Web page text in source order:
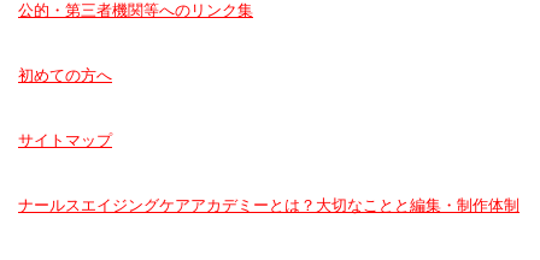
公的・第三者機関等へのリンク集
初めての方へ
サイトマップ
ナールスエイジングケアアカデミーとは？大切なことと編集・制作体制